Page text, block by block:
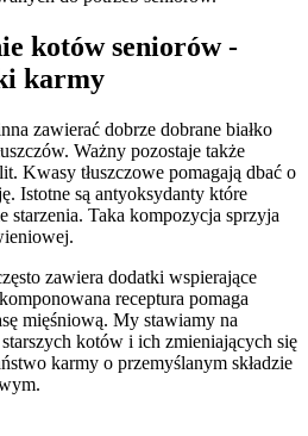
kotów seniorów -
karmy
zawierać dobrze dobrane białko
Ważny pozostaje także
Kwasy tłuszczowe pomagają dbać o
Istotne są antyoksydanty które
starzenia. Taka kompozycja sprzyja
zawiera dodatki wspierające
receptura pomaga
mięśniową. My stawiamy na
kotów i ich zmieniających się
karmy o przemyślanym składzie